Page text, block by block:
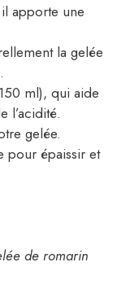
apporte une
la gelée
ml), qui aide
l’acidité.
gelée.
pour épaissir et
de romarin